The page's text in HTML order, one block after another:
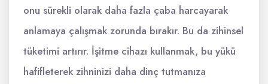
onu sürekli olarak daha fazla çaba harcayarak
anlamaya çalışmak zorunda bırakır. Bu da zihinsel
tüketimi artırır. İşitme cihazı kullanmak, bu yükü
hafifleterek zihninizi daha dinç tutmanıza